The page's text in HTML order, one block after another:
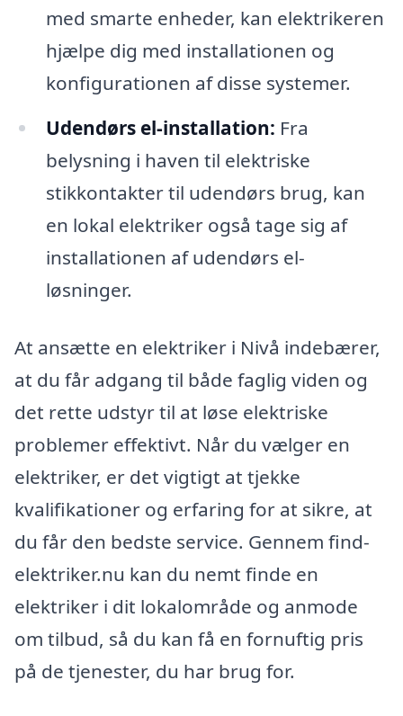
med smarte enheder, kan elektrikeren
hjælpe dig med installationen og
konfigurationen af disse systemer.
Udendørs el-installation: Fra
belysning i haven til elektriske
stikkontakter til udendørs brug, kan
en lokal elektriker også tage sig af
installationen af udendørs el-
løsninger.
At ansætte en elektriker i Nivå indebærer,
at du får adgang til både faglig viden og
det rette udstyr til at løse elektriske
problemer effektivt. Når du vælger en
elektriker, er det vigtigt at tjekke
kvalifikationer og erfaring for at sikre, at
du får den bedste service. Gennem find-
elektriker.nu kan du nemt finde en
elektriker i dit lokalområde og anmode
om tilbud, så du kan få en fornuftig pris
på de tjenester, du har brug for.